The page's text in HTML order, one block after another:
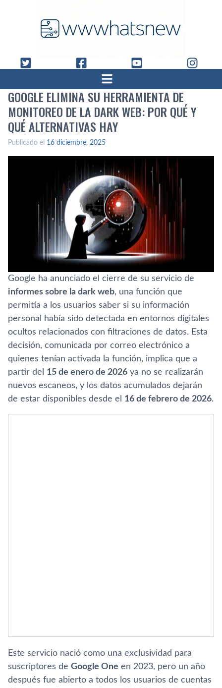
GOOGLE ELIMINA SU HERRAMIENTA DE
MONITOREO DE LA DARK WEB: POR QUÉ Y
QUÉ ALTERNATIVAS HAY
Publicado el 16 diciembre, 2025
Google ha anunciado el cierre de su servicio de
informes sobre la dark web, una función que
permitía a los usuarios saber si su información
personal había sido detectada en entornos digitales
ocultos relacionados con filtraciones de datos. Esta
decisión, comunicada por correo electrónico a
quienes tenían activada la función, implica que a
partir del 15 de enero de 2026 ya no se realizarán
nuevos escaneos, y los datos acumulados dejarán
de estar disponibles desde el 16 de febrero de 2026.
Este servicio nació como una exclusividad para
suscriptores de Google One en 2023, pero un año
después fue abierto a todos los usuarios de cuentas